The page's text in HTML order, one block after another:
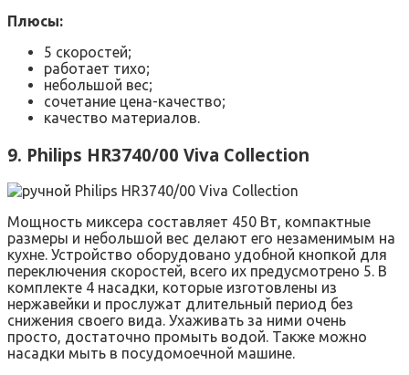
Плюсы:
5 скоростей;
работает тихо;
небольшой вес;
сочетание цена-качество;
качество материалов.
9. Philips HR3740/00 Viva Collection
Мощность миксера составляет 450 Вт, компактные
размеры и небольшой вес делают его незаменимым на
кухне. Устройство оборудовано удобной кнопкой для
переключения скоростей, всего их предусмотрено 5. В
комплекте 4 насадки, которые изготовлены из
нержавейки и прослужат длительный период без
снижения своего вида. Ухаживать за ними очень
просто, достаточно промыть водой. Также можно
насадки мыть в посудомоечной машине.